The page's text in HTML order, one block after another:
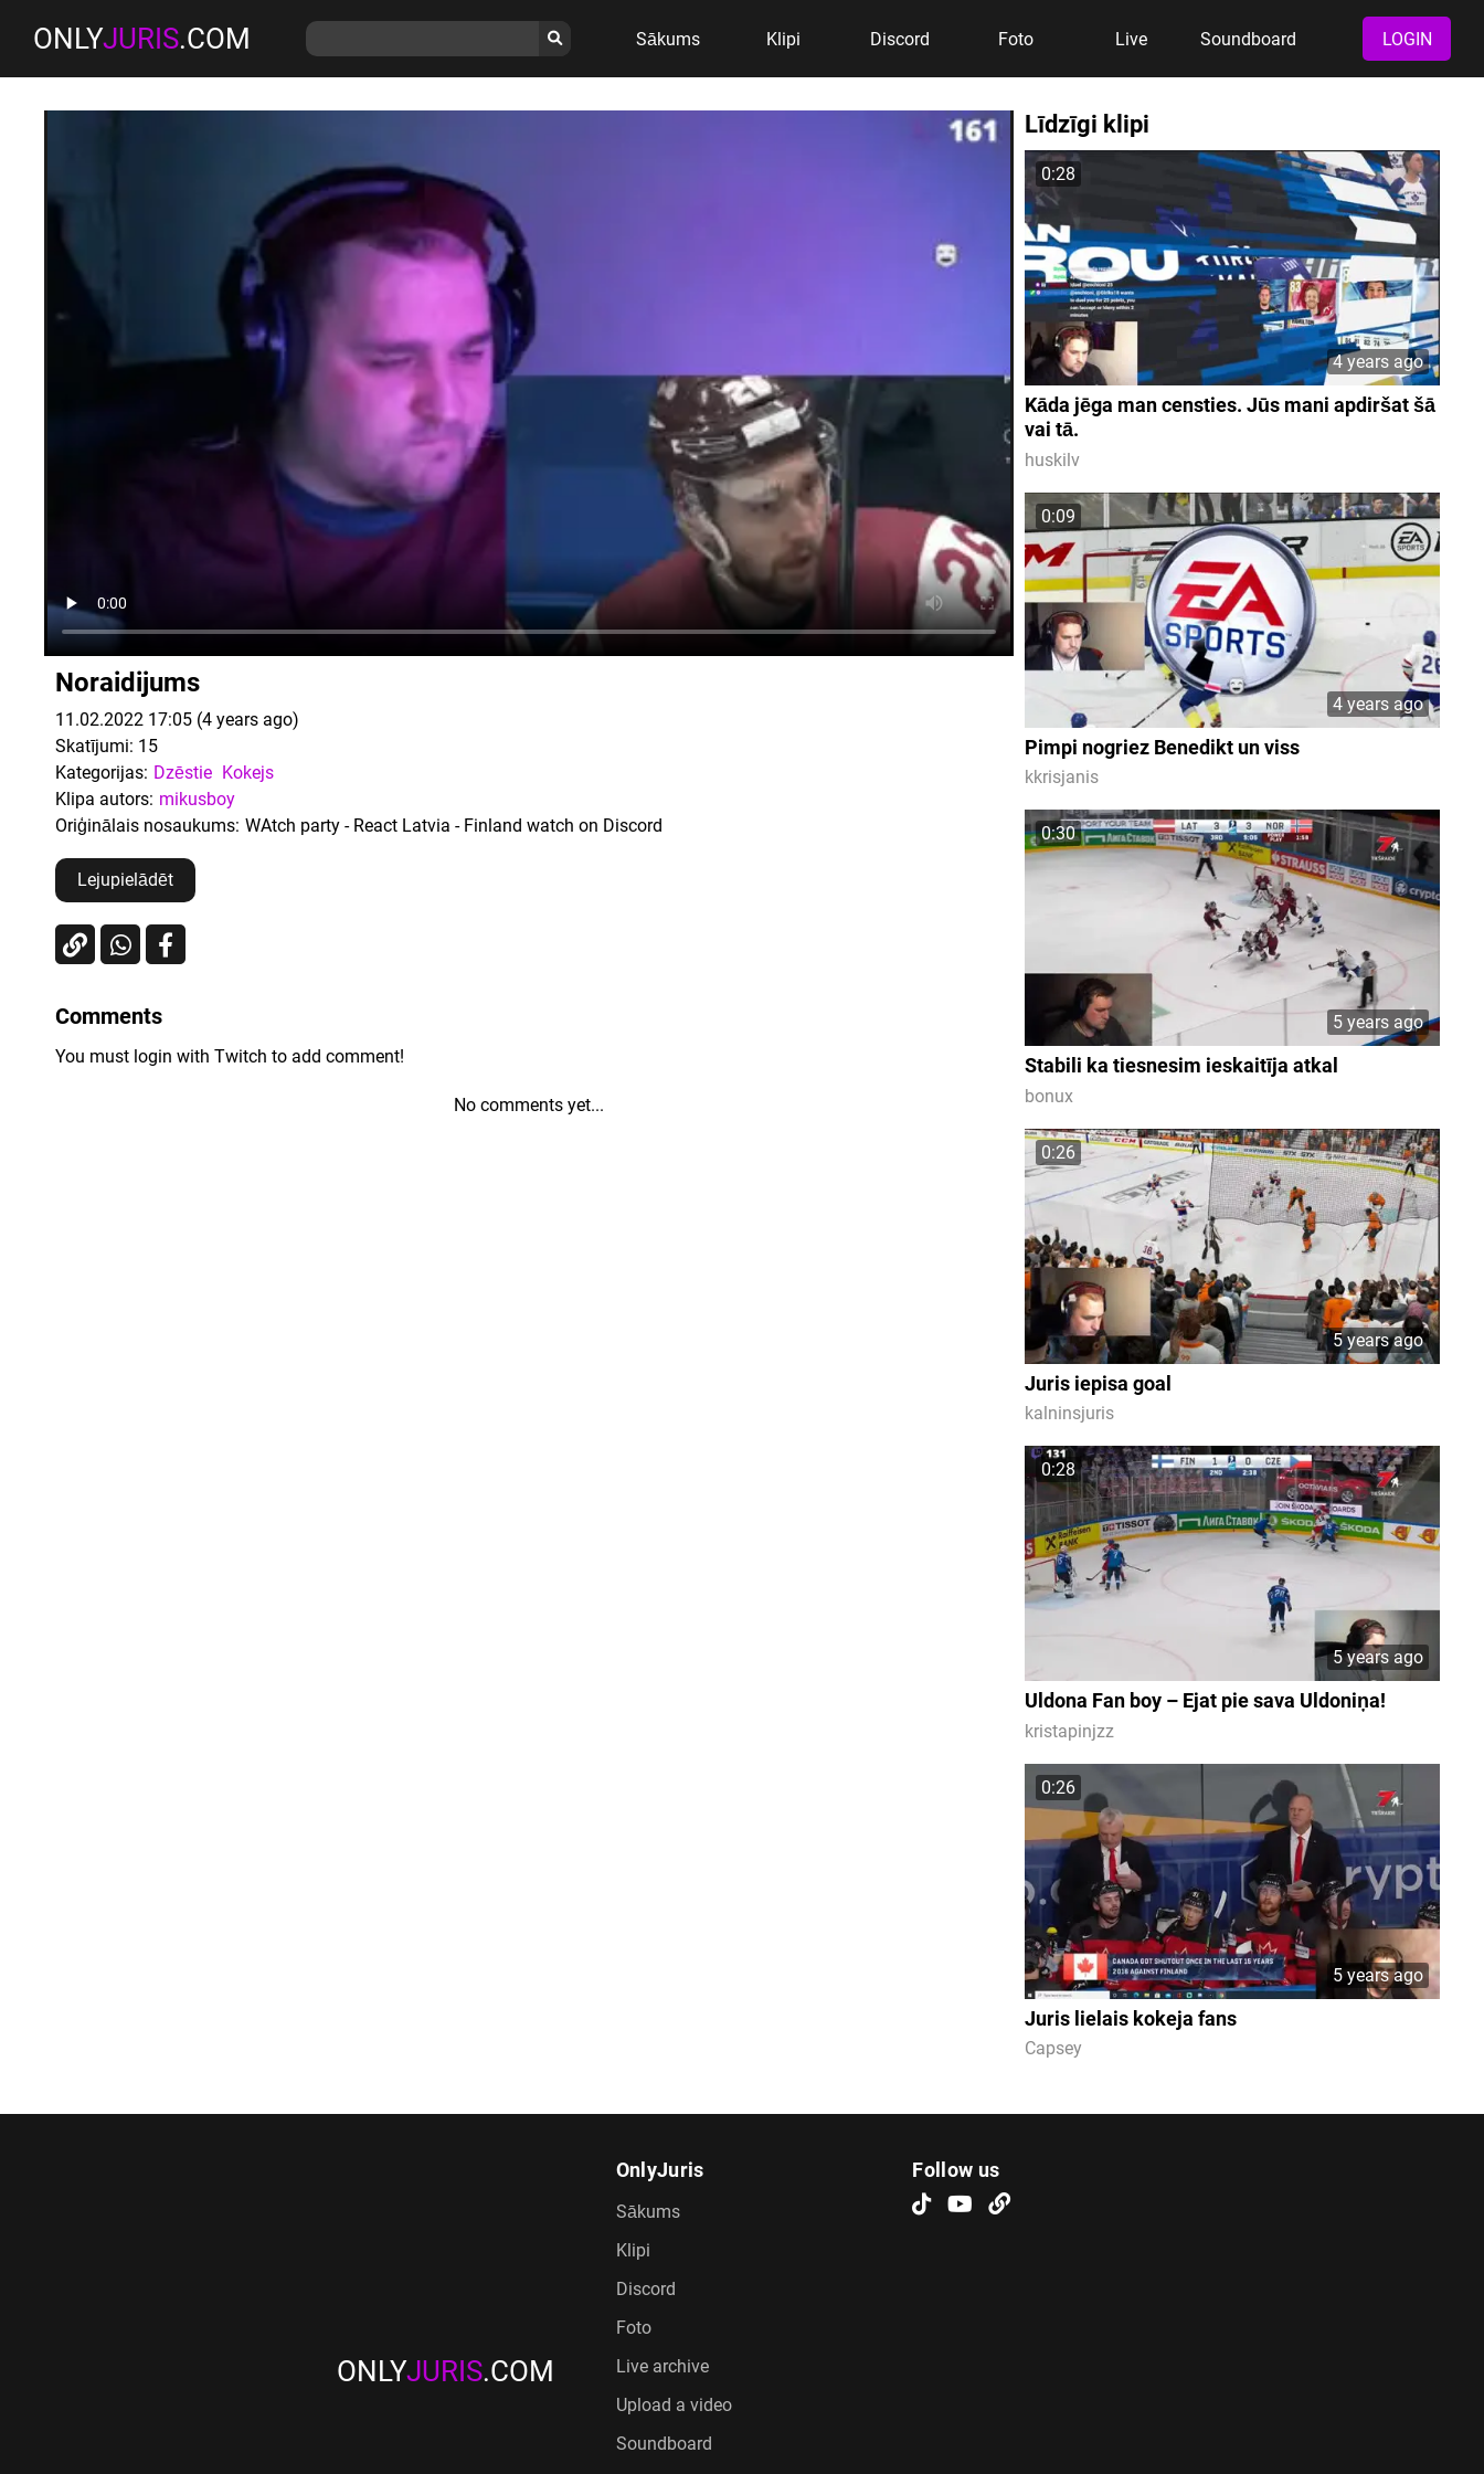
ONLYJURIS.COM Sākums Klipi Discord Foto Live Soundboard LOGIN
Noraidijums
11.02.2022 17:05 (4 years ago)
Skatījumi: 15
Kategorijas: Dzēstie Kokejs
Klipa autors: mikusboy
Oriģinālais nosaukums: WAtch party - React Latvia - Finland watch on Discord
Lejupielādēt
Comments
You must login with Twitch to add comment!
No comments yet...
Līdzīgi klipi
0:28
4 years ago
Kāda jēga man censties. Jūs mani apdiršat šā
vai tā.
huskilv
0:09
4 years ago
Pimpi nogriez Benedikt un viss
kkrisjanis
0:30
5 years ago
Stabili ka tiesnesim ieskaitīja atkal
bonux
0:26
5 years ago
Juris iepisa goal
kalninsjuris
0:28
5 years ago
Uldona Fan boy – Ejat pie sava Uldoniņa!
kristapinjzz
0:26
5 years ago
Juris lielais kokeja fans
Capsey
ONLYJURIS.COM
OnlyJuris
Sākums
Klipi
Discord
Foto
Live archive
Upload a video
Soundboard
Follow us